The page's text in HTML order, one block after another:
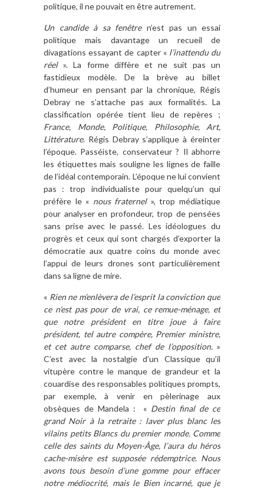
politique, il ne pouvait en être autrement.
Un candide à sa fenêtren’est pas un essai
politique mais davantage un recueil de
divagations essayant de capter « l’inattendu du
réel». La forme diffère et ne suit pas un
fastidieux modèle. De la brève au billet
d’humeur en pensant par la chronique, Régis
Debray ne s’attache pas aux formalités. La
classification opérée tient lieu de repères ;
France, Monde, Politique, Philosophie, Art,
Littérature. Régis Debray s’applique à éreinter
l’époque. Passéiste, conservateur ? Il abhorre
les étiquettes mais souligne les lignes de faille
de l’idéal contemporain. L’époque ne lui convient
pas : trop individualiste pour quelqu’un qui
préfère le « nous fraternel», trop médiatique
pour analyser en profondeur, trop de pensées
sans prise avec le passé. Les idéologues du
progrès et ceux qui sont chargés d’exporter la
démocratie aux quatre coins du monde avec
l’appui de leurs drones sont particulièrement
dans sa ligne de mire.
« Rien ne m’enlèvera de l’esprit la conviction que
ce n’est pas pour de vrai, ce remue-ménage, et
que notre président en titre joue à faire
président, tel autre compère, Premier ministre,
et cet autre comparse, chef de l’opposition. »
C’est avec la nostalgie d’un Classique qu’il
vitupère contre le manque de grandeur et la
couardise des responsables politiques prompts,
par exemple, à venir en pèlerinage aux
obsèques de Mandela : « Destin final de ce
grand Noir à la retraite : laver plus blanc les
vilains petits Blancs du premier monde. Comme
celle des saints du Moyen-Âge, l’aura du héros
cache-misère est supposée rédemptrice. Nous
avons tous besoin d’une gomme pour effacer
notre médiocrité, mais le Bien incarné, que je